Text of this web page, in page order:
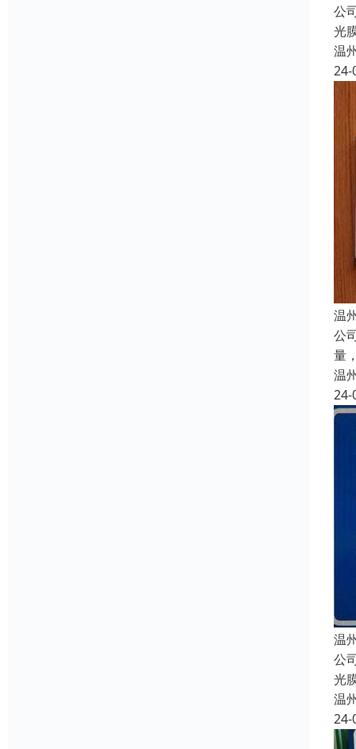
公
光
温
24-
温
公
量
温
24-
温
公
光
温
24-